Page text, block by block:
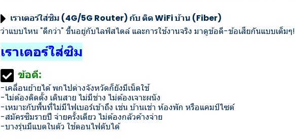
เราเตอร์ใส่ซิม (4G/5G Router) กับ ติด WiFi บ้าน (Fiber)
ว่าแบบไหน "ดีกว่า" ขึ้นอยู่กับไลฟ์สไตล์ และการใช้งานจริง มาดูข้อดี-ข้อเสียกันแบบเต็มๆ!
เราเตอร์ใส่ซิม
ข้อดี:
-เคลื่อนย้ายได้ พกไปต่างจังหวัดก็ยังมีเน็ตใช้
-ไม่ต้องติดตั้ง เดินสาย ไม่มีช่าง ไม่ต้องเจาะผนัง
-เหมาะกับพื้นที่ไม่มีไฟเบอร์เข้าถึง เช่น บ้านเช่า ห้องพัก หรือแคมป์ไซต์
-สมัครซิมรายปี จ่ายครั้งเดียว ไม่ต้องกลัวค้างจ่าย
-บางรุ่นมีแบตในตัว ใช้ตอนไฟดับได้